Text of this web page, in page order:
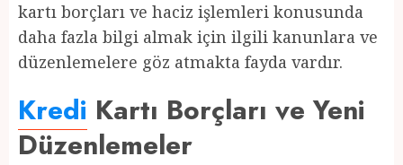
kartı borçları ve haciz işlemleri konusunda
daha fazla bilgi almak için ilgili kanunlara ve
düzenlemelere göz atmakta fayda vardır.
Kredi Kartı Borçları ve Yeni
Düzenlemeler